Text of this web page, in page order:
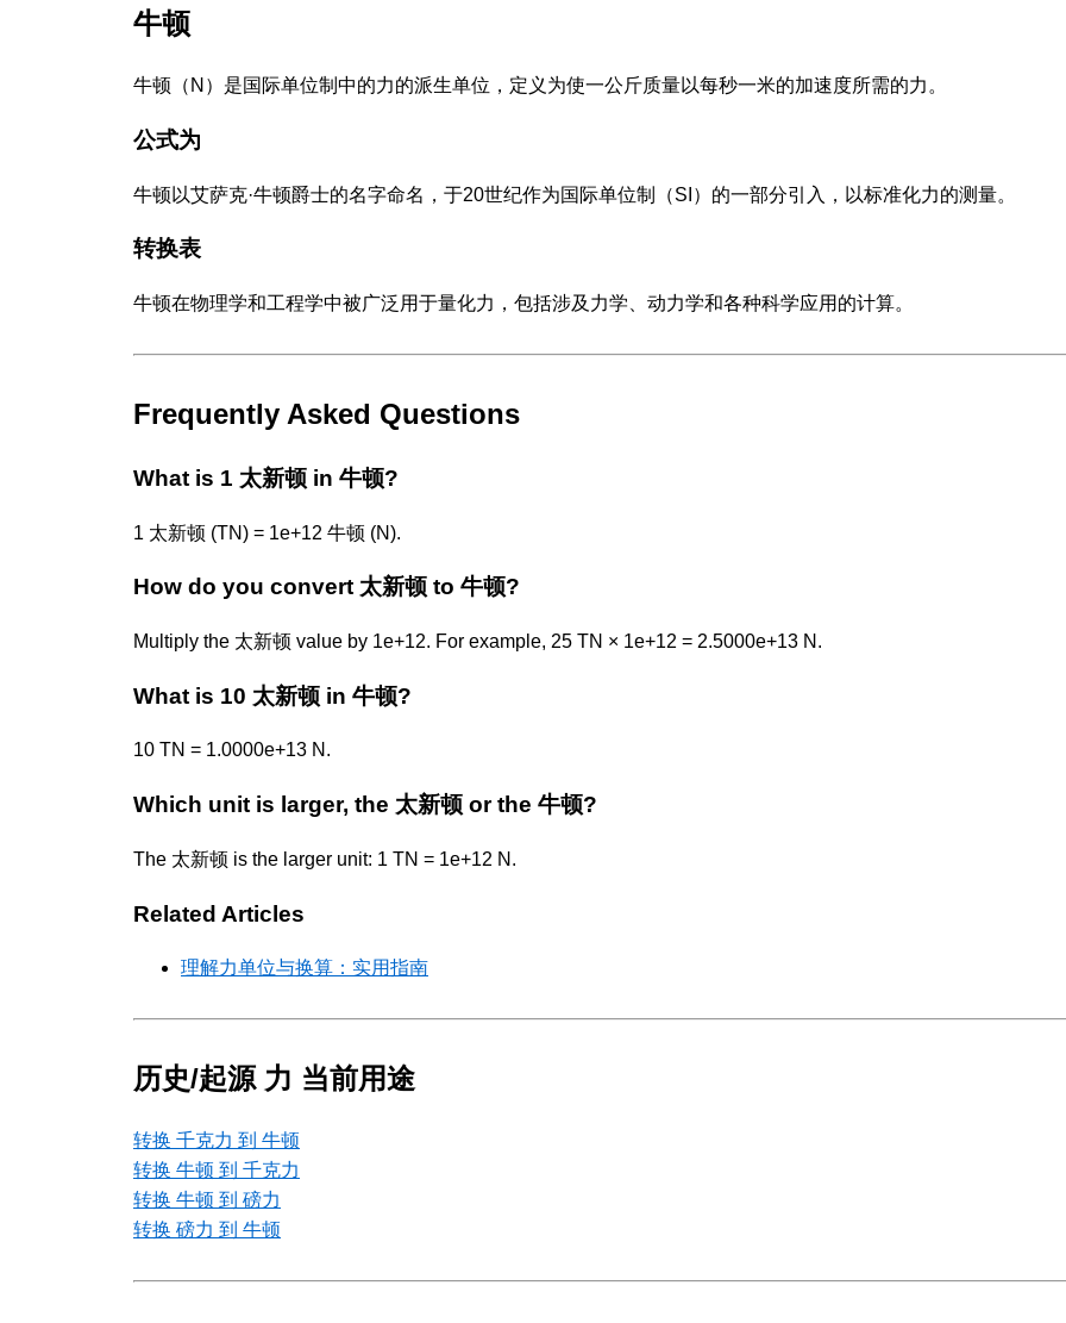
牛顿
牛顿（N）是国际单位制中的力的派生单位，定义为使一公斤质量以每秒一米的加速度所需的力。
公式为
牛顿以艾萨克·牛顿爵士的名字命名，于20世纪作为国际单位制（SI）的一部分引入，以标准化力的测量。
转换表
牛顿在物理学和工程学中被广泛用于量化力，包括涉及力学、动力学和各种科学应用的计算。
Frequently Asked Questions
What is 1 太新顿 in 牛顿?
1 太新顿 (TN) = 1e+12 牛顿 (N).
How do you convert 太新顿 to 牛顿?
Multiply the 太新顿 value by 1e+12. For example, 25 TN × 1e+12 = 2.5000e+13 N.
What is 10 太新顿 in 牛顿?
10 TN = 1.0000e+13 N.
Which unit is larger, the 太新顿 or the 牛顿?
The 太新顿 is the larger unit: 1 TN = 1e+12 N.
Related Articles
理解力单位与换算：实用指南
历史/起源 力 当前用途
转换 千克力 到 牛顿
转换 牛顿 到 千克力
转换 牛顿 到 磅力
转换 磅力 到 牛顿